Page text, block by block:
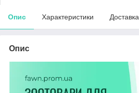
Опис Характеристики Доставка
Опис